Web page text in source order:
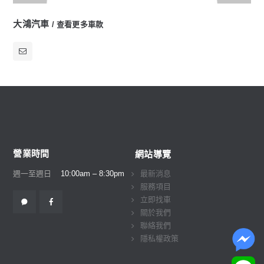
大鴻汽車 查看更多車款
營業時間
週一至週日 10:00am – 8:30pm
網站導覽
最新消息
服務項目
立即找車
關於我們
聯絡我們
隱私權政策